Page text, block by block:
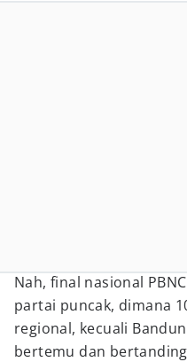
Nah, final nasional
partai puncak, dimana
regional, kecuali
bertemu dan